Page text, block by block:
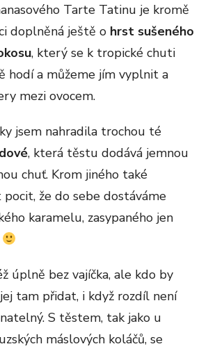
Tarte Tatinu je kromě
doplněná ještě o hrst sušeného
, který se k tropické chuti
hodí a můžeme jím vyplnit a
mezi ovocem.
jsem nahradila trochou té
, která těstu dodává jemnou
chuť. Krom jiného také
že do sebe dostáváme
karamelu, zasypaného jen
úplně bez vajíčka, ale kdo by
tam přidat, i když rozdíl není
S těstem, tak jako u
máslových koláčů, se